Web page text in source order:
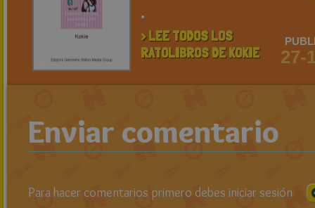
.
> LEE TODOS LOS
RATOLIBROS DE KOKIE
27-
Enviar comentario
Para hacer comentarios primero debes iniciar sesión